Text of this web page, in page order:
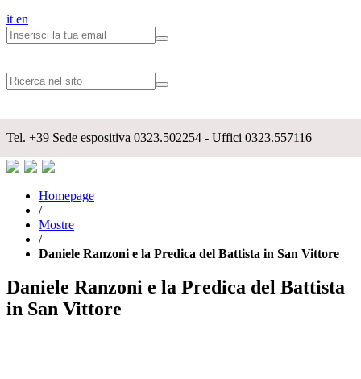
it en
Tel. +39 Sede espositiva 0323.502254 - Uffici 0323.557116
Homepage
/
Mostre
/
Daniele Ranzoni e la Predica del Battista in San Vittore
Daniele Ranzoni e la Predica del Battista
in San Vittore